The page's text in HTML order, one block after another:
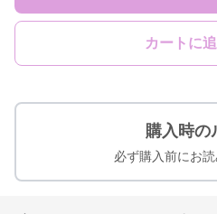
カートに
購入時の
必ず購入前にお読